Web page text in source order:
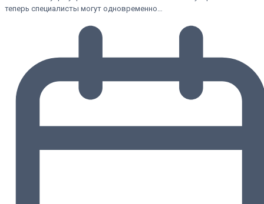
теперь специалисты могут одновременно…